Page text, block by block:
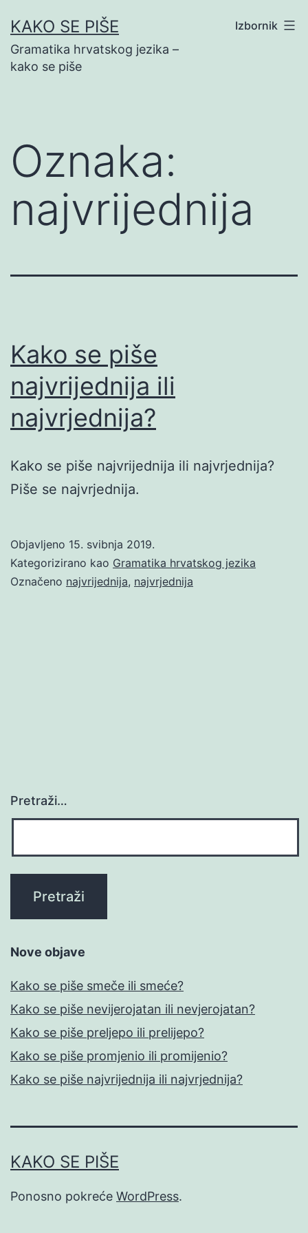
na
sadržaj
KAKO SE PIŠE
Gramatika hrvatskog jezika –
kako se piše
Izbornik
Oznaka:
najvrijednija
Kako se piše
najvrijednija ili
najvrjednija?
Kako se piše najvrijednija ili najvrjednija?
Piše se najvrjednija.
Objavljeno 15. svibnja 2019.
Kategorizirano kao Gramatika hrvatskog jezika
Označeno najvrijednija, najvrjednija
Pretraži…
Nove objave
Kako se piše smeče ili smeće?
Kako se piše nevijerojatan ili nevjerojatan?
Kako se piše preljepo ili prelijepo?
Kako se piše promjenio ili promijenio?
Kako se piše najvrijednija ili najvrjednija?
KAKO SE PIŠE
Ponosno pokreće WordPress.